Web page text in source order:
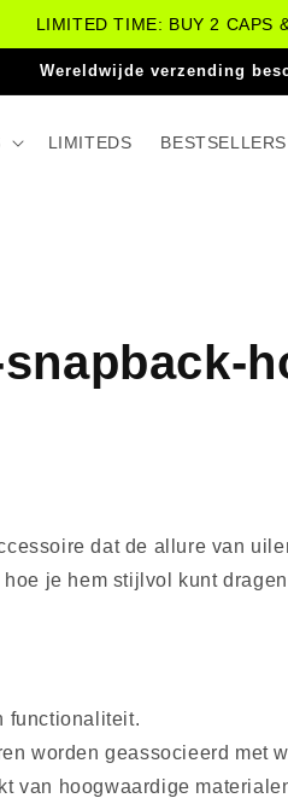
LIMITED TIME: BUY 2 CAPS
Meer dan 30.000 tevreden
LIMITEDS BESTSELLERS
dat de allure van
je hem stijlvol kunt
functionaliteit.
worden geassocieerd met
van hoogwaardige